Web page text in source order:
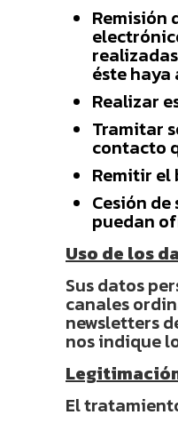
Remisión
éste haya
Realizar
Tramitar
contacto
Remitir el
Cesión
puedan
Uso de los
Sus datos
canales
newsletters
nos indique
El